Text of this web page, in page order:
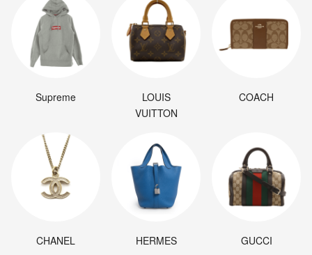
Supreme
LOUIS
VUITTON
COACH
CHANEL HERMES GUCCI